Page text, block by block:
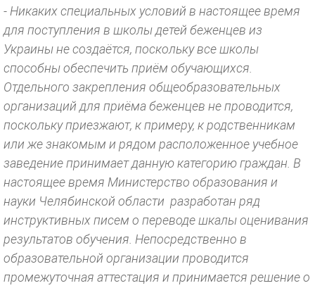
- Никаких специальных условий в настоящее время
для поступления в школы детей беженцев из
Украины не создаётся, поскольку все школы
способны обеспечить приём обучающихся.
Отдельного закрепления общеобразовательных
организаций для приёма беженцев не проводится,
поскольку приезжают, к примеру, к родственникам
или же знакомым и рядом расположенное учебное
заведение принимает данную категорию граждан. В
настоящее время Министерство образования и
науки Челябинской области разработан ряд
инструктивных писем о переводе шкалы оценивания
результатов обучения. Непосредственно в
образовательной организации проводится
промежуточная аттестация и принимается решение о